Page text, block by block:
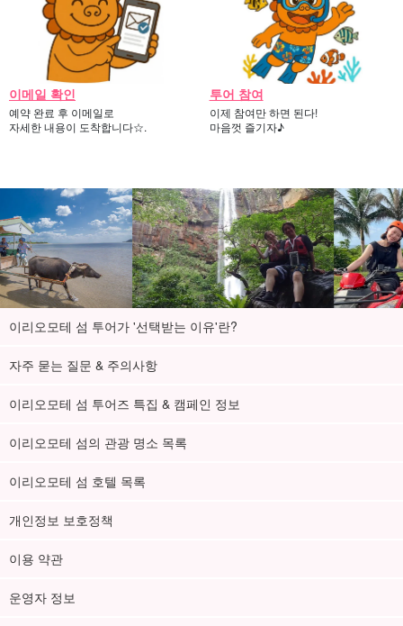
투어 가이드 소개】투어 가이드 소개
야하타 사토루(Satoru Yahata)
2002년부터 씨카약을 이용한 인력항해 여행을 계속하고 있다.
필리핀~대만 해협 횡단(바시 해협), 하치조지마~가마쿠라 등 세계
최초의 항해를 통해 많은 바다, 많은 어촌, 바다와 함께 살아가는 사
람들을 보았습니다.
20년 넘게 지켜본 바다의 세계처럼 여러분도 흥미진진한 경험을 할
수 있도록 최선을 다해 지원하겠습니다. 여러분의 참여를 기다리고
있습니다!
날짜에 따라서는 하치만 이외의 가이드가 안내할 수 있습니다.
이메일 확인
예약 완료 후 이메일로
자세한 내용이 도착합니다☆.
투어 참여
이제 참여만 하면 된다!
마음껏 즐기자♪
이리오모테 섬 투어가 '선택받는 이유'란?
자주 묻는 질문 & 주의사항
이리오모테 섬 투어즈 특집 & 캠페인 정보
이리오모테 섬의 관광 명소 목록
이리오모테 섬 호텔 목록
개인정보 보호정책
이용 약관
운영자 정보